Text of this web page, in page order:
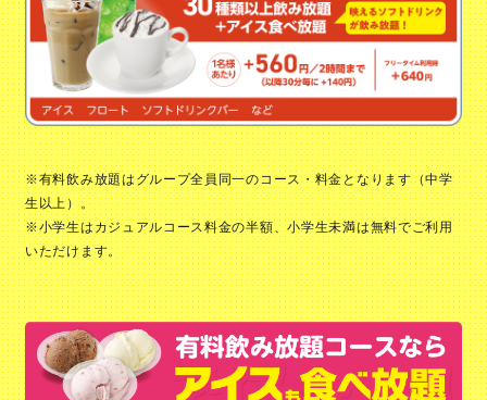
※有料飲み放題はグループ全員同一のコース・料金となります（中学
生以上）。
※小学生はカジュアルコース料金の半額、小学生未満は無料でご利用
いただけます。